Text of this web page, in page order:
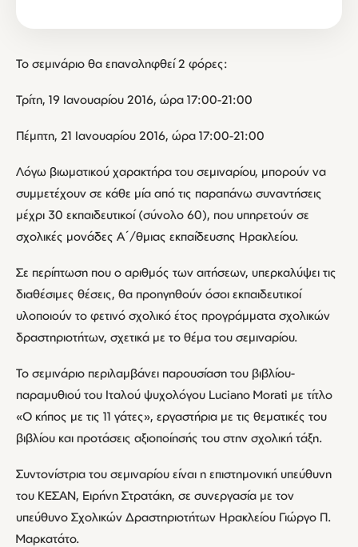
Το σεμινάριο θα επαναληφθεί 2 φόρες:
Τρίτη, 19 Ιανουαρίου 2016, ώρα 17:00-21:00
Πέμπτη, 21 Ιανουαρίου 2016, ώρα 17:00-21:00
Λόγω βιωματικού χαρακτήρα του σεμιναρίου, μπορούν να
συμμετέχουν σε κάθε μία από τις παραπάνω συναντήσεις
μέχρι 30 εκπαιδευτικοί (σύνολο 60), που υπηρετούν σε
σχολικές μονάδες Α΄/θμιας εκπαίδευσης Ηρακλείου.
Σε περίπτωση που ο αριθμός των αιτήσεων, υπερκαλύψει τις
διαθέσιμες θέσεις, θα προηγηθούν όσοι εκπαιδευτικοί
υλοποιούν το φετινό σχολικό έτος προγράμματα σχολικών
δραστηριοτήτων, σχετικά με το θέμα του σεμιναρίου.
Το σεμινάριο περιλαμβάνει παρουσίαση του βιβλίου-
παραμυθιού του Ιταλού ψυχολόγου Luciano Morati με τίτλο
«Ο κήπος με τις 11 γάτες», εργαστήρια με τις θεματικές του
βιβλίου και προτάσεις αξιοποίησής του στην σχολική τάξη.
Συντονίστρια του σεμιναρίου είναι η επιστημονική υπεύθυνη
του ΚΕΣΑΝ, Ειρήνη Στρατάκη, σε συνεργασία με τον
υπεύθυνο Σχολικών Δραστηριοτήτων Ηρακλείου Γιώργο Π.
Μαρκατάτο.